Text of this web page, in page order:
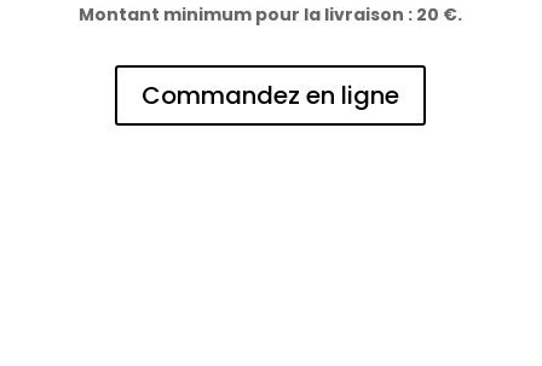
Montant minimum pour la livraison : 20 €.
Commandez en ligne